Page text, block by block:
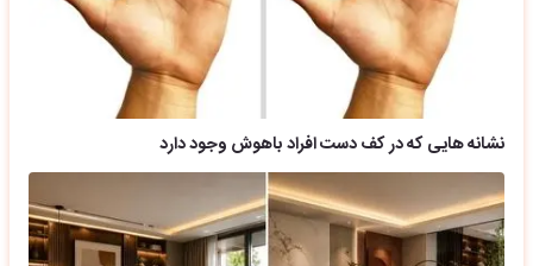
نشانه هایی که در کف دست افراد باهوش وجود دارد